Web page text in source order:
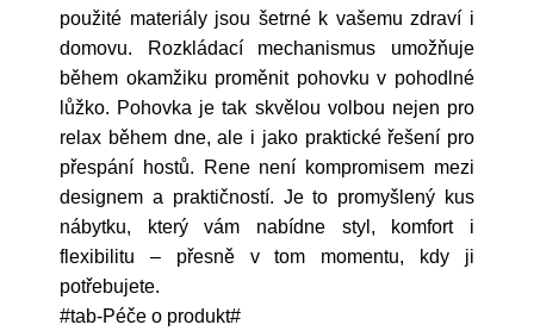
použité materiály jsou šetrné k vašemu zdraví i
domovu. Rozkládací mechanismus umožňuje
během okamžiku proměnit pohovku v pohodlné
lůžko. Pohovka je tak skvělou volbou nejen pro
relax během dne, ale i jako praktické řešení pro
přespání hostů. Rene není kompromisem mezi
designem a praktičností. Je to promyšlený kus
nábytku, který vám nabídne styl, komfort i
flexibilitu – přesně v tom momentu, kdy ji
potřebujete.
#tab-Péče o produkt#